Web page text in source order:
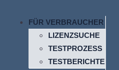
FÜR VERBRAUCHER
LIZENZSUCHE
TESTPROZESS
TESTBERICHTE